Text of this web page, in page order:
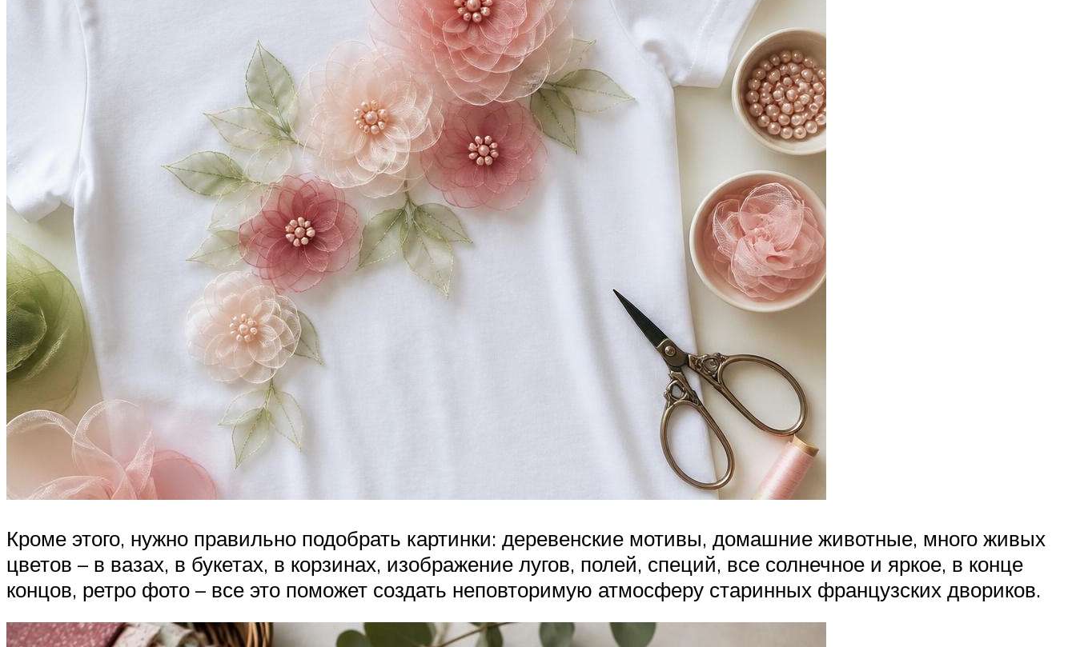
Кроме этого, нужно правильно подобрать картинки: деревенские мотивы, домашние животные, много живых
цветов – в вазах, в букетах, в корзинах, изображение лугов, полей, специй, все солнечное и яркое, в конце
концов, ретро фото – все это поможет создать неповторимую атмосферу старинных французских двориков.